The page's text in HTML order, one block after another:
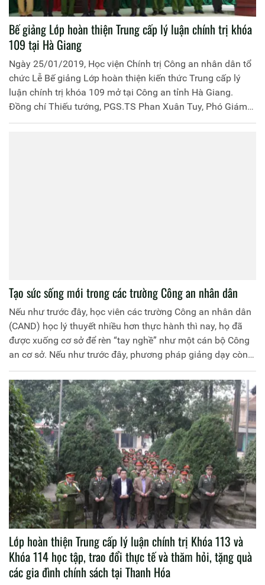
Bế giảng Lớp hoàn thiện Trung cấp lý luận chính trị khóa
109 tại Hà Giang
Ngày 25/01/2019, Học viện Chính trị Công an nhân dân tổ
chức Lễ Bế giảng Lớp hoàn thiện kiến thức Trung cấp lý
luận chính trị khóa 109 mở tại Công an tỉnh Hà Giang.
Đồng chí Thiếu tướng, PGS.TS Phan Xuân Tuy, Phó Giám
đốc Học viện Chính trị Công an nhân dân chủ trì buổi Lễ.
Tạo sức sống mới trong các trường Công an nhân dân
Nếu như trước đây, học viên các trường Công an nhân dân
(CAND) học lý thuyết nhiều hơn thực hành thì nay, họ đã
được xuống cơ sở để rèn “tay nghề” như một cán bộ Công
an cơ sở. Nếu như trước đây, phương pháp giảng dạy còn
thụ động, thì nay, đội ngũ giảng viên của các trường CAND
đã có những đổi mới mạnh mẽ về phương pháp, lấy người
học làm trung tâm, tăng cường đối thoại, tăng tính thực
tiễn, tăng ứng dụng công nghệ trong bài giảng…
Lớp hoàn thiện Trung cấp lý luận chính trị Khóa 113 và
Khóa 114 học tập, trao đổi thực tế và thăm hỏi, tặng quà
các gia đình chính sách tại Thanh Hóa